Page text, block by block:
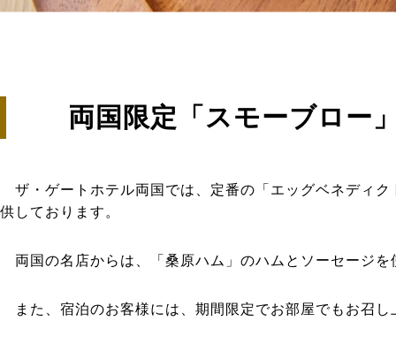
両国限定「スモーブロー
ザ・ゲートホテル両国では、定番の「エッグベネディ
供しております。
両国の名店からは、「桑原ハム」のハムとソーセージを
また、宿泊のお客様には、期間限定でお部屋でもお召